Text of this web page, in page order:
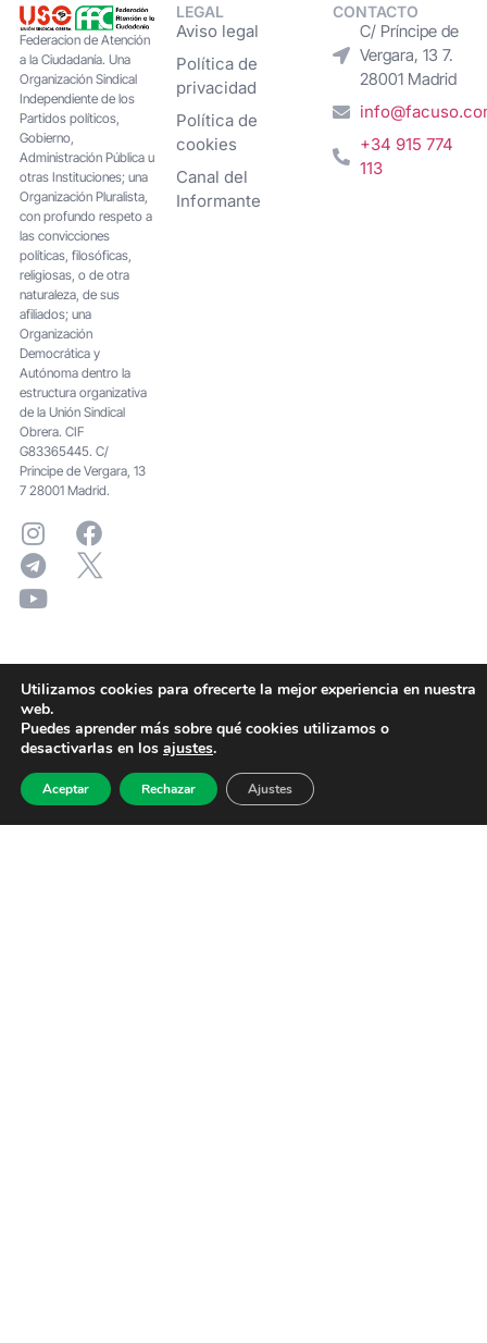
Federacion de Atención
a la Ciudadanía. Una
Organización Sindical
Independiente de los
Partidos políticos,
Gobierno,
Administración Pública u
otras Instituciones; una
Organización Pluralista,
con profundo respeto a
las convicciones
políticas, filosóficas,
religiosas, o de otra
naturaleza, de sus
afiliados; una
Organización
Democrática y
Autónoma dentro la
estructura organizativa
de la Unión Sindical
Obrera. CIF
G83365445. C/
Principe de Vergara, 13
7 28001 Madrid.
LEGAL
Aviso legal
Política de
privacidad
Política de
cookies
Canal del
Informante
CONTACTO
C/ Príncipe de
Vergara, 13 7.
28001 Madrid
+34 915 774
113
Utilizamos cookies para ofrecerte la mejor experiencia en nuestra
web.
Puedes aprender más sobre qué cookies utilizamos o
desactivarlas en los ajustes.
Aceptar Rechazar Ajustes